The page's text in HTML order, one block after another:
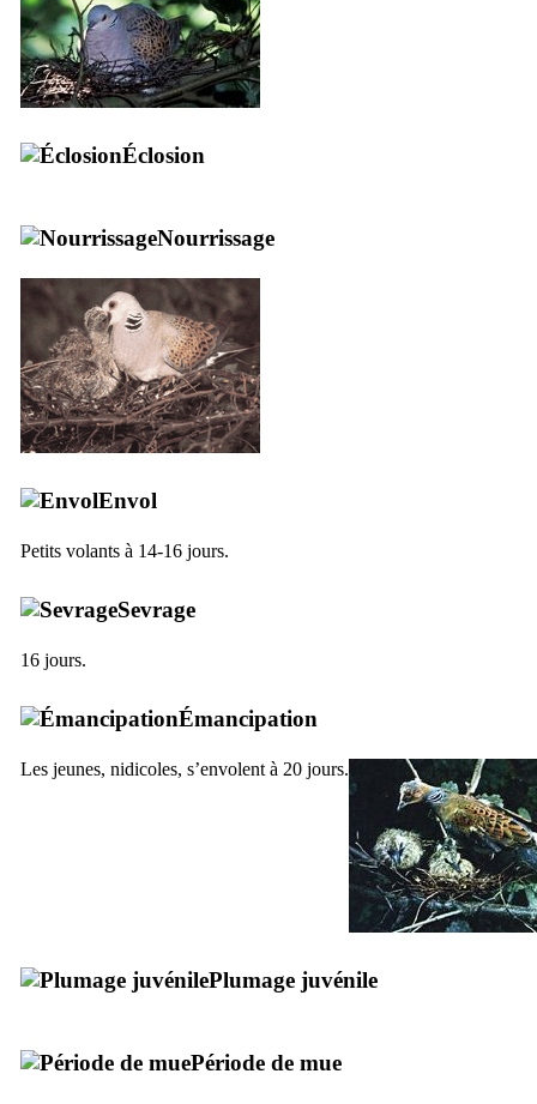
Éclosion
Nourrissage
Envol
Petits volants à 14-16 jours.
Sevrage
16 jours.
Émancipation
Les jeunes, nidicoles, s’envolent à 20 jours.
Plumage juvénile
Période de mue